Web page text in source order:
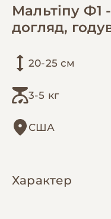
Мальтіпу Ф1
догляд,
20-25 см
3-5 кг
США
Характер